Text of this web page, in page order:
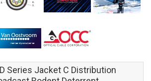
Series Jacket C Distribution